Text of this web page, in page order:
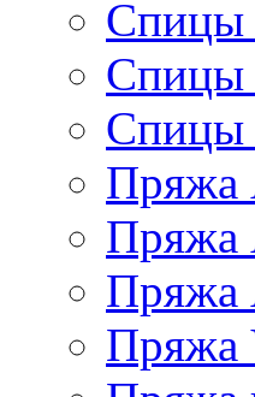
Спицы
Спицы
Спицы
Пряжа
Пряжа
Пряжа
Пряжа